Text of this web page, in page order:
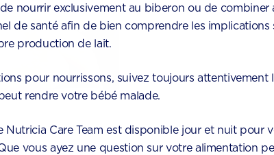
nourrir exclusivement au biberon ou de combiner
de santé afin de bien comprendre les implications
production de lait.
pour nourrissons, suivez toujours attentivement
rendre votre bébé malade.
Care Team est disponible jour et nuit pour
vous ayez une question sur votre alimentation